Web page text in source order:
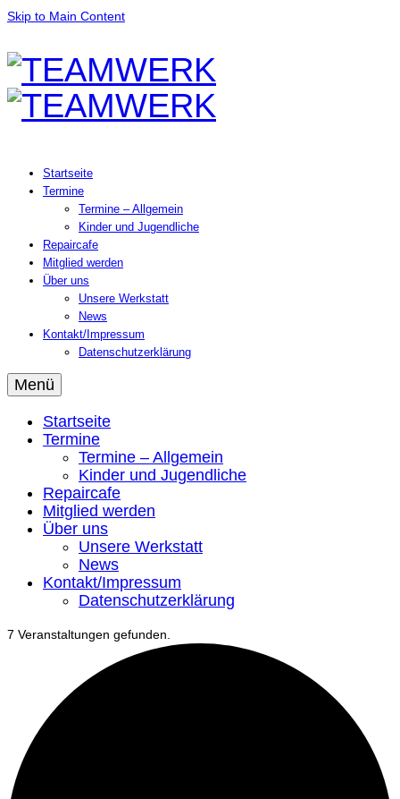
Skip to Main Content
Startseite
Termine
Termine – Allgemein
Kinder und Jugendliche
Repaircafe
Mitglied werden
Über uns
Unsere Werkstatt
News
Kontakt/Impressum
Datenschutzerklärung
Menü
Startseite
Termine
Termine – Allgemein
Kinder und Jugendliche
Repaircafe
Mitglied werden
Über uns
Unsere Werkstatt
News
Kontakt/Impressum
Datenschutzerklärung
7 Veranstaltungen gefunden.